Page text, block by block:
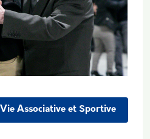
Vie Associative et Sportive